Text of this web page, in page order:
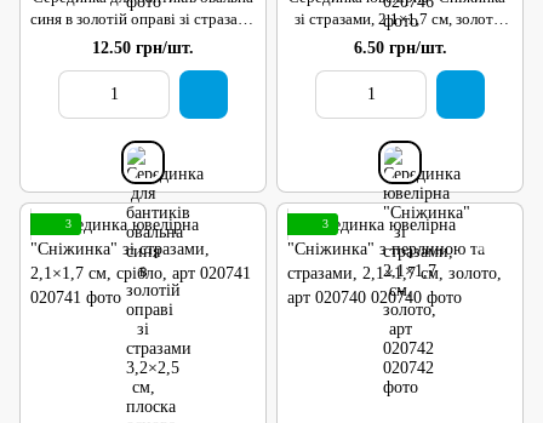
синя в золотій оправі зі стразами
3,2×2,5 см, плоска основа, арт
020745
12.50 грн/шт.
зі стразами, 2,1×1,7 см, золото,
арт 020742
6.50 грн/шт.
3 3